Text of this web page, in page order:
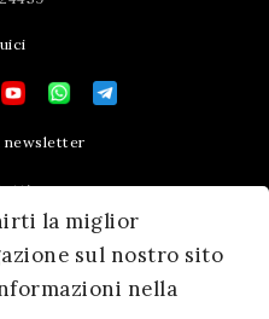
la miglior
sul nostro sito
nella